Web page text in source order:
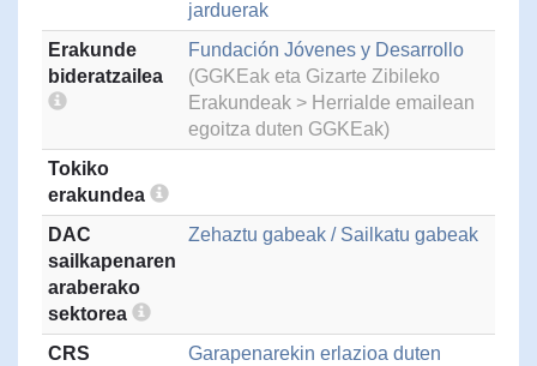
jarduerak
Erakunde
bideratzailea
Fundación Jóvenes y Desarrollo
(GGKEak eta Gizarte Zibileko
Erakundeak > Herrialde emailean
egoitza duten GGKEak)
Tokiko
erakundea
DAC
sailkapenaren
araberako
sektorea
Zehaztu gabeak / Sailkatu gabeak
CRS
Garapenarekin erlazioa duten